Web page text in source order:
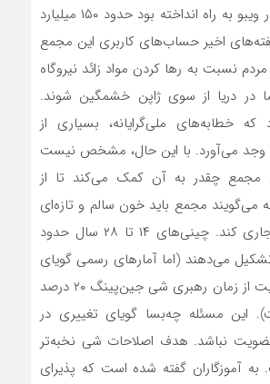
انتشار این ماجرا در ویبو به راه انداخته بود حدود ۱۵۰ میلیارد
اخیر حساب‌های کاربری این مجمع
نسبت به رها کردن مواد زائد نیروگاه
در دریا از سوی ژاپن خشمگین شوند.
خطابه‌های ملی‌گرایانه، بسیاری از
وجد می‌آورد. با این حال، مشخص نیست
چقدر به آن کمک می‌کند تا از
می‌گویند مجمع باید خون سالم و تازه‌ای
در رگ‌های حزب جاری کند. چینی‌های ۱۴ تا ۲۸ سال حدود
می‌دهند (اما آمارهای رسمی گویای
این است که عضویت از زمان رهبری شی جین‌پینگ ۲۰ درصد
این مسئله چه‌بسا گویای تغییری در
عضویت نباشد. هدف اصلاحات شی نخبه‌تر
آموزگاران گفته شده است که پذیرای